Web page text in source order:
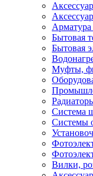
Бытовая
Бытовая
Муфты,
Система
Системы
Вилки,